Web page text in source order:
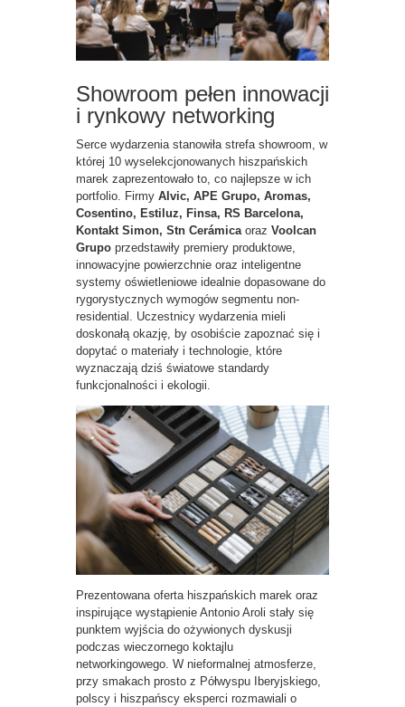
Showroom pełen innowacji
i rynkowy networking
Serce wydarzenia stanowiła strefa showroom, w
której 10 wyselekcjonowanych hiszpańskich
marek zaprezentowało to, co najlepsze w ich
portfolio. Firmy Alvic, APE Grupo, Aromas,
Cosentino, Estiluz, Finsa, RS Barcelona,
Kontakt Simon, Stn Cerámicaoraz Voolcan
Grupo przedstawiły premiery produktowe,
innowacyjne powierzchnie oraz inteligentne
systemy oświetleniowe idealnie dopasowane do
rygorystycznych wymogów segmentu non-
residential. Uczestnicy wydarzenia mieli
doskonałą okazję, by osobiście zapoznać się i
dopytać o materiały i technologie, które
wyznaczają dziś światowe standardy
funkcjonalności i ekologii.
Prezentowana oferta hiszpańskich marek oraz
inspirujące wystąpienie Antonio Aroli stały się
punktem wyjścia do ożywionych dyskusji
podczas wieczornego koktajlu
networkingowego. W nieformalnej atmosferze,
przy smakach prosto z Półwyspu Iberyjskiego,
polscy i hiszpańscy eksperci rozmawiali o